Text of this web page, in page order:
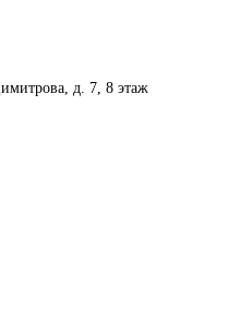
д. 7, 8 этаж